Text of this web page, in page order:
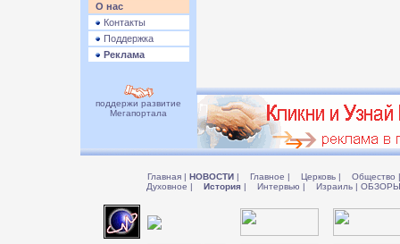
О нас
Контакты
Поддержка
Реклама
поддержи развитие
Мегапортала
Главная | НОВОСТИ | Главное | Церковь | Общество |
Духовное | История | Интервью | Израиль |